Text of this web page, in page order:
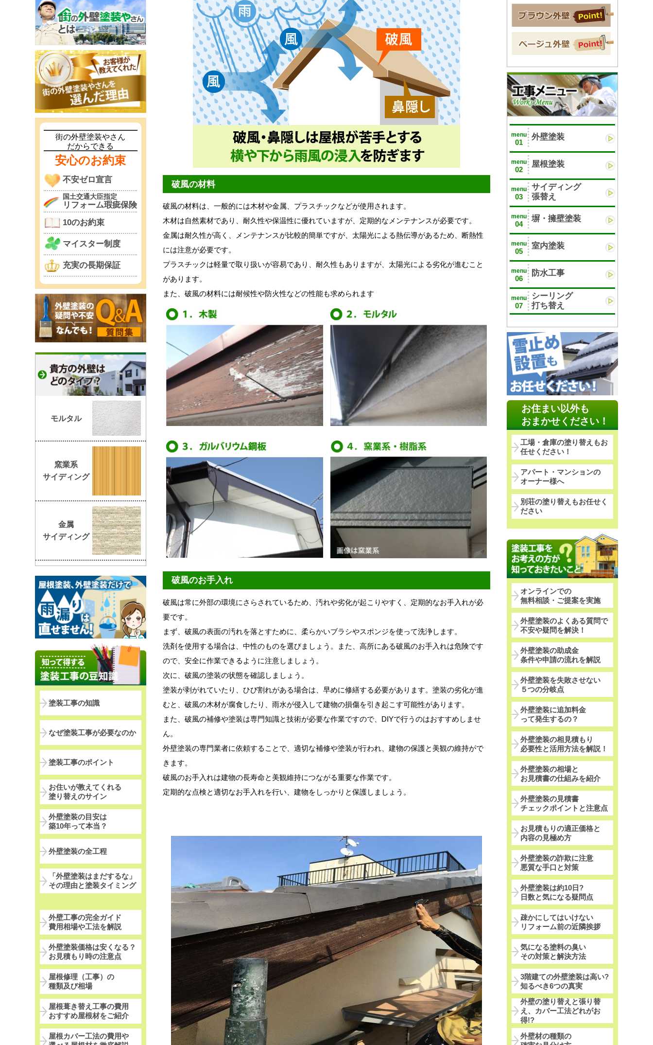
破風の材料
破風の材料は、一般的には木材や金属、プラスチックなどが使用されます。
木材は自然素材であり、耐久性や保温性に優れていますが、定期的なメンテナンスが必要です。
金属は耐久性が高く、メンテナンスが比較的簡単ですが、太陽光による熱伝導があるため、断熱性
には注意が必要です。
プラスチックは軽量で取り扱いが容易であり、耐久性もありますが、太陽光による劣化が進むこと
があります。
また、破風の材料には耐候性や防火性などの性能も求められます
破風のお手入れ
破風は常に外部の環境にさらされているため、汚れや劣化が起こりやすく、定期的なお手入れが必
要です。
まず、破風の表面の汚れを落とすために、柔らかいブラシやスポンジを使って洗浄します。
洗剤を使用する場合は、中性のものを選びましょう。また、高所にある破風のお手入れは危険です
ので、安全に作業できるように注意しましょう。
次に、破風の塗装の状態を確認しましょう。
塗装が剥がれていたり、ひび割れがある場合は、早めに修繕する必要があります。塗装の劣化が進
むと、破風の木材が腐食したり、雨水が侵入して建物の損傷を引き起こす可能性があります。
また、破風の補修や塗装は専門知識と技術が必要な作業ですので、DIYで行うのはおすすめしませ
ん。
外壁塗装の専門業者に依頼することで、適切な補修や塗装が行われ、建物の保護と美観の維持がで
きます。
破風のお手入れは建物の長寿命と美観維持につながる重要な作業です。
定期的な点検と適切なお手入れを行い、建物をしっかりと保護しましょう。
menu
01
外壁塗装
menu
02
屋根塗装
menu
03
サイディング
張替え
menu
04
塀・擁壁塗装
menu
05
室内塗装
menu
06
防水工事
menu
07
シーリング
打ち替え
お住まい以外も
おまかせください！
工場・倉庫の塗り替えもお
任せください！
アパート・マンションの
オーナー様へ
別荘の塗り替えもお任せく
ださい
オンラインでの
無料相談・ご提案を実施
外壁塗装のよくある質問で
不安や疑問を解決！
外壁塗装の助成金
条件や申請の流れを解説
外壁塗装を失敗させない
５つの分岐点
外壁塗装に追加料金
って発生するの？
外壁塗装の相見積もり
必要性と活用方法を解説！
外壁塗装の相場と
お見積書の仕組みを紹介
外壁塗装の見積書
チェックポイントと注意点
お見積もりの適正価格と
内容の見極め方
外壁塗装の詐欺に注意
悪質な手口と対策
外壁塗装は約10日?
日数と気になる疑問点
疎かにしてはいけない
リフォーム前の近隣挨拶
気になる塗料の臭い
その対策と解決方法
3階建ての外壁塗装は高い?
知るべき6つの真実
外壁の塗り替えと張り替
え、カバー工法どれがお
得!?
外壁材の種類の
街の外壁塗装やさん
だからできる
安心のお約束
不安ゼロ宣言
国土交通大臣指定
リフォーム瑕疵保険
10のお約束
マイスター制度
充実の長期保証
モルタル
窯業系
サイディング
金属
サイディング
塗装工事の知識
なぜ塗装工事が必要なのか
塗装工事のポイント
お住いが教えてくれる
塗り替えのサイン
外壁塗装の目安は
築10年って本当？
外壁塗装の全工程
「外壁塗装はまだするな」
その理由と塗装タイミング
外壁工事の完全ガイド
費用相場や工法を解説
外壁塗装価格は安くなる？
お見積もり時の注意点
屋根修理（工事）の
種類及び相場
屋根葺き替え工事の費用
おすすめ屋根材をご紹介
屋根カバー工法の費用や